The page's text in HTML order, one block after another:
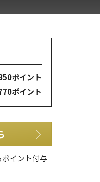
ポイント
ポイント
イント付与